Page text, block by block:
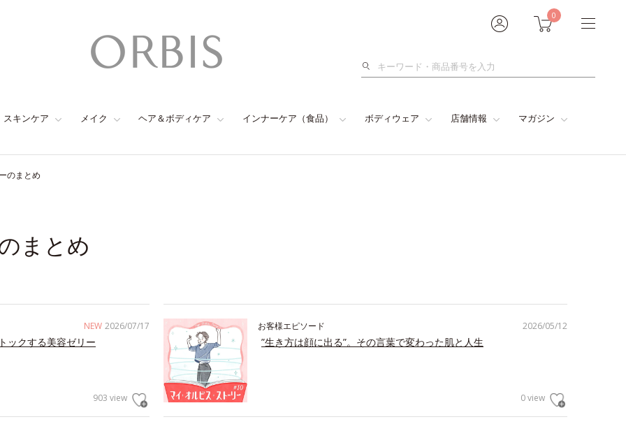
0
検
スキンケア メイク ヘア＆ボディケア インナーケア（食品） ボディウェア 店舗情報 マガジン
のまとめ
まとめ
NEW 2026/07/17
ックする美容ゼリー
903 view
2026/05/12
お客様エピソード
”生き方は顔に出る”。その言葉で変わった肌と人生
0 view